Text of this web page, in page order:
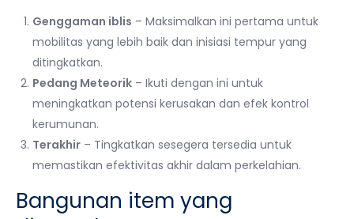
Genggaman iblis – Maksimalkan ini pertama untuk
mobilitas yang lebih baik dan inisiasi tempur yang
ditingkatkan.
Pedang Meteorik – Ikuti dengan ini untuk
meningkatkan potensi kerusakan dan efek kontrol
kerumunan.
Terakhir – Tingkatkan sesegera tersedia untuk
memastikan efektivitas akhir dalam perkelahian.
Bangunan item yang